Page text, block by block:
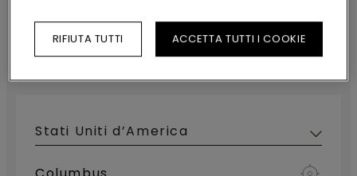
TROVA UN RIVENDITORE
Trova il rivenditore Pergo più vicino
Paese:
RIFIUTA TUTTI ACCETTA TUTTI I COOKIE